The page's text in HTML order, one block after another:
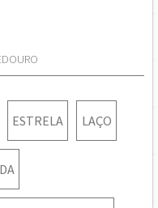
ESTRELA LAÇO